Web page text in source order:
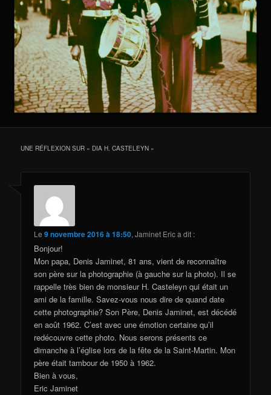
UNE RÉFLEXION SUR « DIA H. CASTELEYN »
Le9 novembre 2016 à 18:50,Jaminet Erica dit :
Bonjour!
Mon papa, Denis Jaminet, 81 ans, vient de reconnaître
son père sur la photographie (à gauche sur la photo). Il se
rappelle très bien de monsieur H. Casteleyn qui était un
ami de la famille. Savez-vous nous dire de quand date
cette photographie? Son Père, Denis Jaminet, est décédé
en août 1962. C’est avec une émotion certaine qu’il
redécouvre cette photo. Nous serons présents ce
dimanche à l’église lors de la fête de la Saint-Martin. Mon
père était tambour de 1950 à 1962.
Bien à vous,
Eric Jaminet